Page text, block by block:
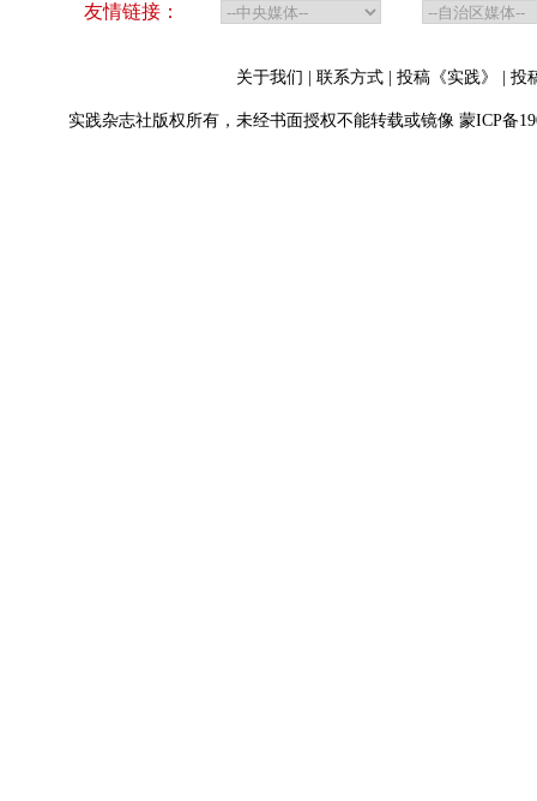
友情链接：
关于我们 联系方式 投稿《实践》 投
实践杂志社版权所有，未经书面授权不能转载或镜像 蒙ICP备